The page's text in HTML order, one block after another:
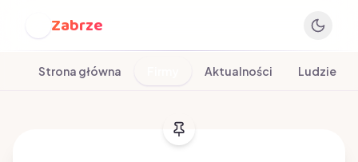
Zabrze
Strona główna Aktualności Ludzie